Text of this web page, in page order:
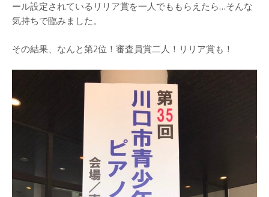
ール設定されているリリア賞を一人でももらえたら…そんな
気持ちで臨みました。
その結果、なんと第2位！審査員賞二人！リリア賞も！